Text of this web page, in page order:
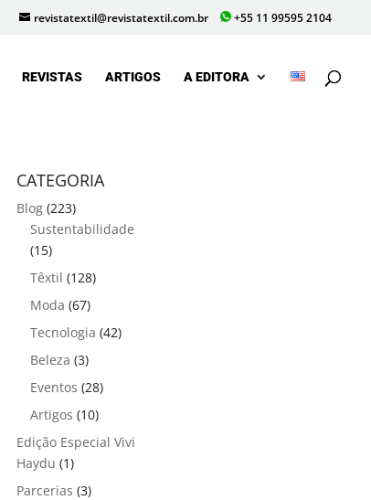
+55 11 99595 2104
revistatextil@revistatextil.com.br
REVISTAS ARTIGOS A EDITORA
CATEGORIA
Blog (223)
Sustentabilidade
(15)
Têxtil (128)
Moda (67)
Tecnologia (42)
Beleza (3)
Eventos (28)
Artigos (10)
Edição Especial Vivi
Haydu (1)
Parcerias (3)